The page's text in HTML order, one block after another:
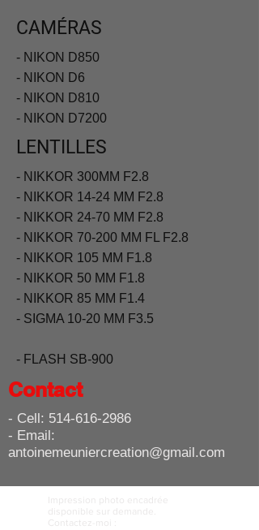
CAMÉRAS
- NIKON D850
- NIKON D6
- NIKON D810
- NIKON D7200
LENTILLES
- NIKKOR 300MM F2.8
- NIKKOR 14-24 MM F2.8
- NIKKOR 24-70 MM F2.8
- NIKKOR 70-200 MM FL F2.8
- NIKKOR 105 MM F1.8
- NIKKOR 50 MM F1.8
- NIKKOR 85 MM F1.4
- SIGMA 10-20 MM F3.5
- FLASH SB-900
Contact
- Cell: 514-616-2986
- Email:
antoinemeuniercreation@gmail.com
Impression photo encadrée
disponible sur demande.
Contactez-moi :